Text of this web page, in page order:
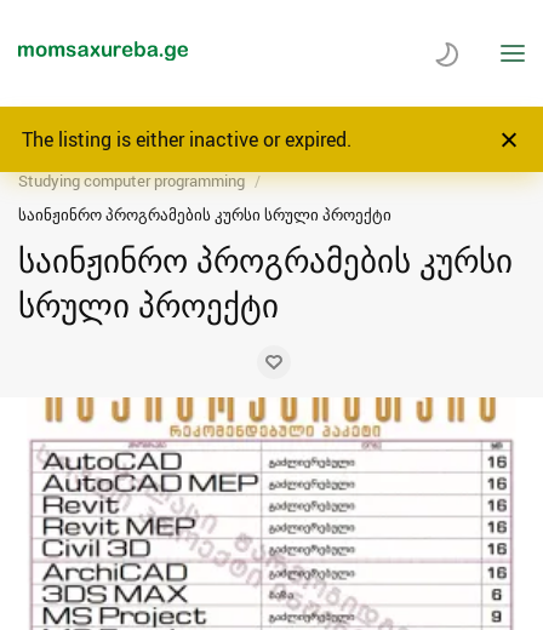
The listing is either inactive or expired.
Home Top Services
Education/teaching
Studying computer programming
საინჟინრო პროგრამების კურსი სრული პროექტი
საინჟინრო პროგრამების კურსი
სრული პროექტი